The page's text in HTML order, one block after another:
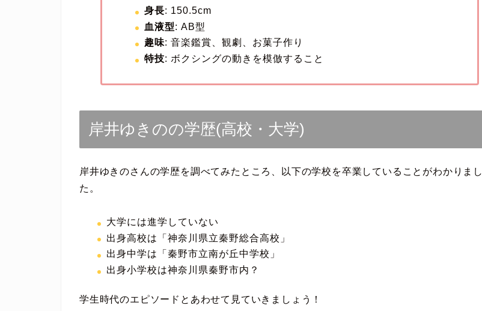
身長: 150.5cm
血液型: AB型
趣味: 音楽鑑賞、観劇、お菓子作り
特技: ボクシングの動きを模倣すること
岸井ゆきのの学歴(高校・大学)
岸井ゆきのさんの学歴を調べてみたところ、以下の学校を卒業していることがわかりまし
た。
大学には進学していない
出身高校は「神奈川県立秦野総合高校」
出身中学は「秦野市立南が丘中学校」
出身小学校は神奈川県秦野市内？
学生時代のエピソードとあわせて見ていきましょう！